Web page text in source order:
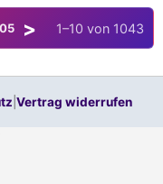
> 1–10 von 1043
Vertrag widerrufen